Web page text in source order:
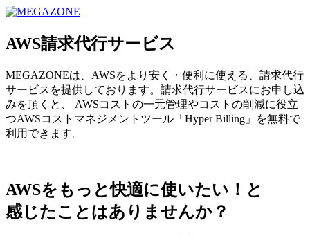
AWS請求代行サービス
MEGAZONEは、AWSをより安く・便利に使える、請求代行
サービスを提供しております。請求代行サービスにお申し込
みを頂くと、 AWSコストの一元管理やコストの削減に役立
つAWSコストマネジメントツール「Hyper Billing」を無料で
利用できます。
AWSをもっと快適に使いたい！と
感じたことはありませんか？